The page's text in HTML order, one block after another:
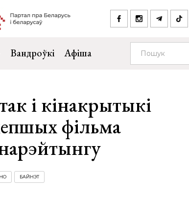
Вандроўкі Афіша
і кінакрытыкі
фільма
БАЙНЭТ